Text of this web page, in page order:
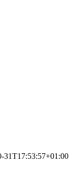
31T17:53:57+01:00